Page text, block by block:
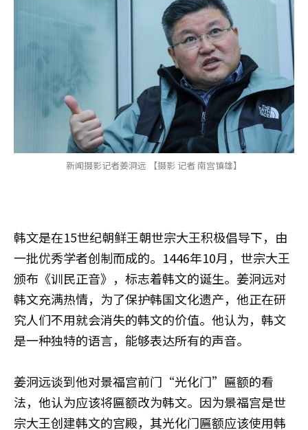
新闻摄影记者姜泂远 【摄影 记者 南宫镇雄】
韩文是在15世纪朝鲜王朝世宗大王积极倡导下，由
一批优秀学者创制而成的。1446年10月，世宗大王
颁布《训民正音》，标志着韩文的诞生。姜泂远对
韩文充满热情，为了保护韩国文化遗产，他正在研
究人们不用就会消失的韩文的价值。他认为，韩文
是一种独特的语言，能够表达所有的声音。
姜泂远谈到他对景福宫前门“光化门”匾额的看
法，他认为应该将匾额改为韩文。因为景福宫是世
宗大王创建韩文的宫殿，其光化门匾额应该使用韩